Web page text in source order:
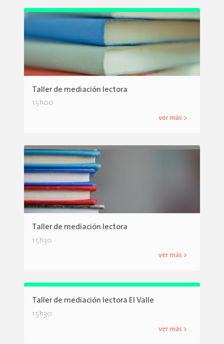
Taller de mediación lectora
15h00
ver más >
Taller de mediación lectora
15h30
ver más >
Taller de mediación lectora El Valle
15h30
ver más >